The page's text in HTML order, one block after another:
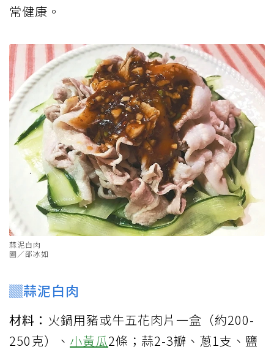
常健康。
蒜泥白肉
圖／邵冰如
▓蒜泥白肉
材料： 火鍋用豬或牛五花肉片一盒（約200-
250克）、 小黃瓜2條；蒜2-3瓣、蔥1支、鹽